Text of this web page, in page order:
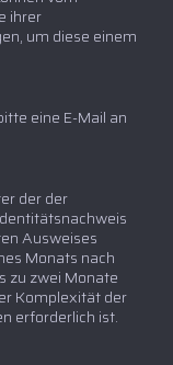
ihrer
um diese einem
eine E-Mail an
der der
Ausweises
Monats nach
zu zwei Monate
Komplexität der
erforderlich ist.